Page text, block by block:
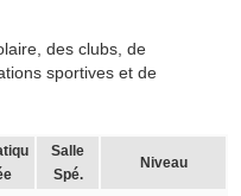
des clubs, de
sportives et de
Salle
Spé.
Niveau